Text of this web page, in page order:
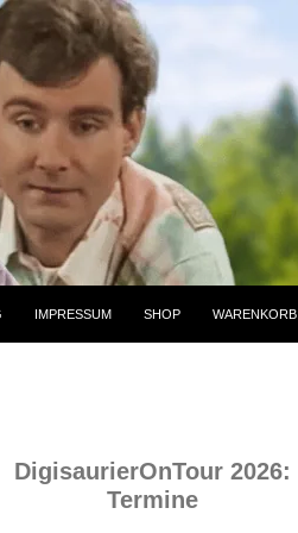
IMPRESSUM SHOP WARENKORB
DigisaurierOnTour 2026:
Termine